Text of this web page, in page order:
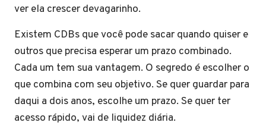
ver ela crescer devagarinho.
Existem CDBs que você pode sacar quando quiser e
outros que precisa esperar um prazo combinado.
Cada um tem sua vantagem. O segredo é escolher o
que combina com seu objetivo. Se quer guardar para
daqui a dois anos, escolhe um prazo. Se quer ter
acesso rápido, vai de liquidez diária.